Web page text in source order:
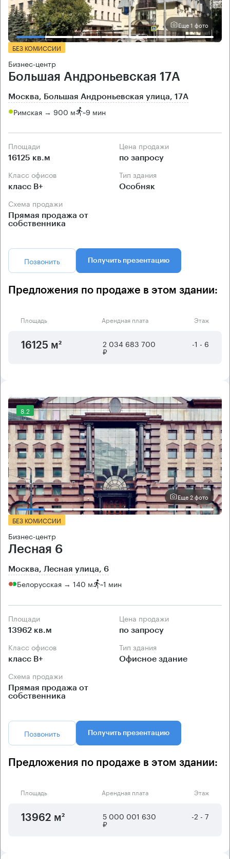
Еще 1 фото
БЕЗ КОМИССИИ
Бизнес-центр
Большая Андроньевская 17А
Москва, Большая Андроньевская улица, 17А
Римская → 900 м ~9 мин
Площади
16125 кв.м
Цена продажи
по запросу
Класс офисов
класс B+
Тип здания
Особняк
Схема продажи
Прямая продажа от
собственника
Позвонить Получить презентацию
Предложения по продаже в этом здании:
Площадь Арендная плата Этаж
16125 м² 2 034 683 700
₽
-1 - 6
8.2
Еще 2 фото
БЕЗ КОМИССИИ
Бизнес-центр
Лесная 6
Москва, Лесная улица, 6
Белорусская → 140 м ~1 мин
Площади
13962 кв.м
Цена продажи
по запросу
Класс офисов
класс B+
Тип здания
Офисное здание
Схема продажи
Прямая продажа от
собственника
Позвонить Получить презентацию
Предложения по продаже в этом здании:
Площадь Арендная плата Этаж
13962 м² 5 000 001 630
₽
-2 - 7